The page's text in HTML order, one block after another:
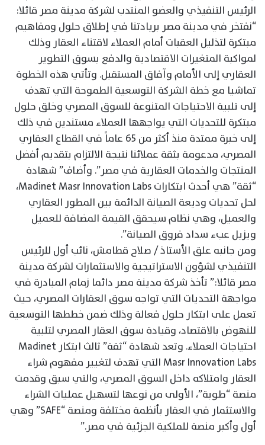
الرئيس التنفيذي والعضو المنتدب لشركة مدينة مصر قائلا:
“نفتخر في مدينة مصر بريادتنا في إطلاق حلول ومفاهيم
مبتكرة لتذليل العقبات أمام العملاء لاقتناء العقار وذلك
لمواكبة المتغيرات الاقتصادية والدفع بسوق التطوير
العقاري إلى الأمام وآفاق المستقبل. وتأتي هذه الخطوة
تماشيا مع خطة الشركة التوسعية الطموحة التي تهدف
إلى تلبية الاحتياجات المتنوعة للسوق المصري وخلق حلول
مبتكرة للتحديات التي يواجهها العملاء مستندين في ذلك
إلى خبرة ممتدة منذ أكثر من 65 عاماً في القطاع العقاري
المصري، مدعومة بثقة عملائنا نتيجة الالتزام بتقديم أفضل
المنتجات والخدمات العقارية في مصر”. وأضاف” شهادة
“ثقة” هي أحدث ابتكارات Madinet Masr Innovation Labs،
لحل تحديات وديعة الصيانة الدائمة بين المطور العقاري
والعميل، وهي نظام سيحقق القيمة المضافة للعميل
ويزيل عبء سداد فروق الصيانة”.
ومن جانبه علق الأستاذ / صلاح قطامش، نائب أول للرئيس
التنفيذي لشؤون الاستراتيجية والاستثمارات لشركة مدينة
مصر قائلا:” تأخذ شركة مدينة مصر دائما زمام المبادرة في
مواجهة التحديات التي تواجه سوق العقارات المصري، حيث
تعمل على ابتكار حلول فعالة وذلك ضمن خططها التوسعية
للنهوض بالاقتصاد، وقيادة سوق العقار المصري لتلبية
احتياجات العملاء. وتعد شهادة “ثقة” ثالث ابتكار Madinet
Masr Innovation Labs التي تهدف لتغيير مفهوم شراء
العقار وامتلاكه داخل السوق المصري، والتي سبق وقدمت
منصة “طوبة”، الأولى من نوعها لتسهيل عمليات الشراء
والاستثمار في العقار بأنظمة مختلفة ومنصة “SAFE” وهي
أول وأكبر منصة للملكية الجزئية في مصر.”